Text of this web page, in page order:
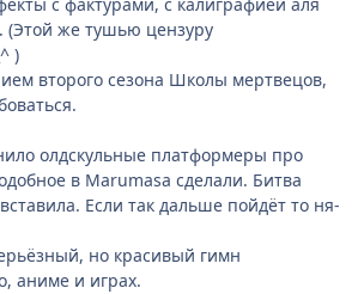
(Этой же тушью цензуру
)
второго сезона Школы мертвецов,
олдскульные платформеры про
в Marumasa сделали. Битва
Если так дальше пойдёт то ня-
но красивый гимн
аниме и играх.